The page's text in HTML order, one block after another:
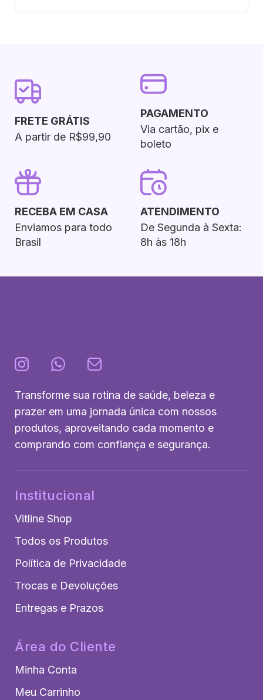
FRETE GRÁTIS
A partir de R$99,90
PAGAMENTO
Via cartão, pix e
boleto
RECEBA EM CASA
Enviamos para todo
Brasil
ATENDIMENTO
De Segunda à Sexta:
8h às 18h
Transforme sua rotina de saúde, beleza e
prazer em uma jornada única com nossos
produtos, aproveitando cada momento e
comprando com confiança e segurança.
Institucional
Vitline Shop
Todos os Produtos
Política de Privacidade
Trocas e Devoluções
Entregas e Prazos
Área do Cliente
Minha Conta
Meu Carrinho